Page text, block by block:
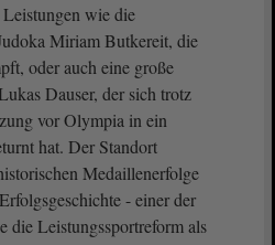
Leistungen wie die
Miriam Butkereit, die
oder auch eine große
Dauser, der sich trotz
vor Olympia in ein
hat. Der Standort
Medaillenerfolge
- einer der
die Leistungssportreform als